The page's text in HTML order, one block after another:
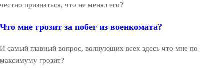
честно признаться, что не менял его?
Что мне грозит за побег из военкомата?
И самый главный вопрос, волнующих всех здесь что мне по
максимуму грозит?